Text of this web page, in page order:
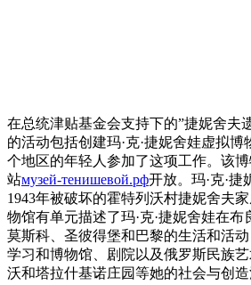
在总统津贴基金会支持下的”捷妮舍夫
的活动包括创建玛·克·捷妮舍娃虚拟
个地区的年轻人参加了这项工作。该博
站музей-тенишевой.рф开放。玛·克·
1943年被破坏的霍特列沃村捷妮舍夫
物馆有单元描述了玛·克·捷妮舍娃在布
莫斯科、圣彼得堡和巴黎的生活和活
学习和博物馆、剧院以及俄罗斯民族
沃和塔拉什基诺庄园等她的社会与创造